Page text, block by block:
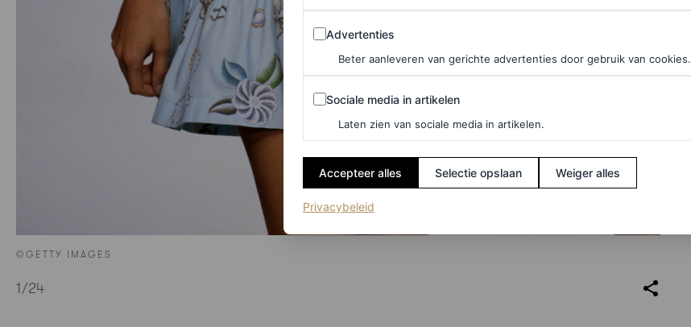
©GETTY IMAGES
1/24
Advertenties
Advertenties
Beter aanleveren van gerichte advertenties door gebruik van cookies.
Sociale media in artikelen
Sociale media in artikelen
Laten zien van sociale media in artikelen.
Accepteer alles Selectie opslaan Weiger alles
Privacybeleid